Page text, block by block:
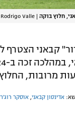
חלוץ בוקה |
Valle
החלוץ הוותיק כבש
אדינסון קבאני אוסקר